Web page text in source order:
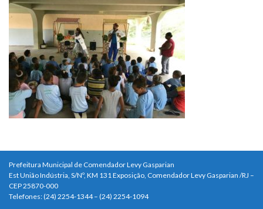
Prefeitura Municipal de Comendador Levy Gasparian
Est União Indústria, S/Nº, KM 131 Exposição, Comendador Levy Gasparian /RJ –
CEP 25870-000
Telefones: (24) 2254-1344 – (24) 2254-1094